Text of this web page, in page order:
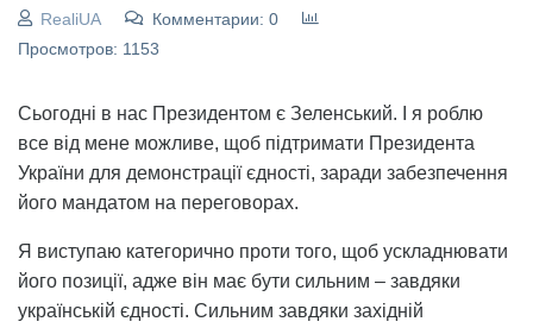
RealiUA
Комментарии: 0
Просмотров: 1153
Сьогодні в нас Президентом є Зеленський. І я роблю
все від мене можливе, щоб підтримати Президента
України для демонстрації єдності, заради забезпечення
його мандатом на переговорах.
Я виступаю категорично проти того, щоб ускладнювати
його позиції, адже він має бути сильним – завдяки
українській єдності. Сильним завдяки західній